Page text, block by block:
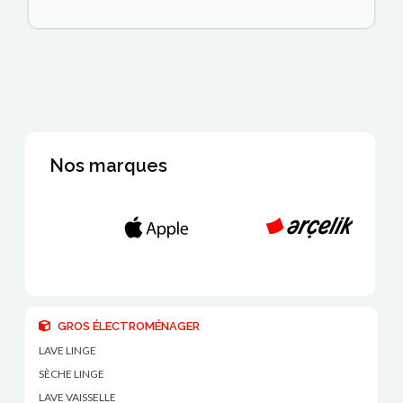
Nos marques
GROS ÉLECTROMÉNAGER
LAVE LINGE
SÈCHE LINGE
LAVE VAISSELLE